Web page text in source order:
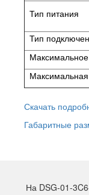
Тип питания
Тип
Скачать
Габаритные
На DSG-01-